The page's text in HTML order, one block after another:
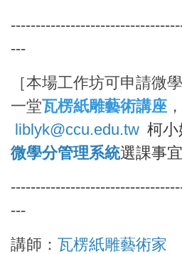
---
［本場工作坊可申請微
一堂瓦楞紙雕藝術講座 ，
liblyk@ccu.edu.tw 柯小
微學分管理系統選課事宜
---
講師： 瓦楞紙雕藝術家